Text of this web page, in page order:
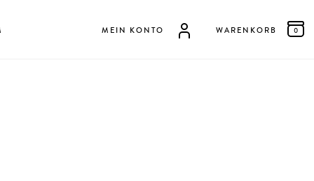
MEIN KONTO WARENKORB 0